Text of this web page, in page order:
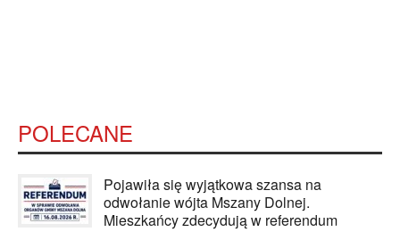
POLECANE
Pojawiła się wyjątkowa szansa na
odwołanie wójta Mszany Dolnej.
Mieszkańcy zdecydują w referendum